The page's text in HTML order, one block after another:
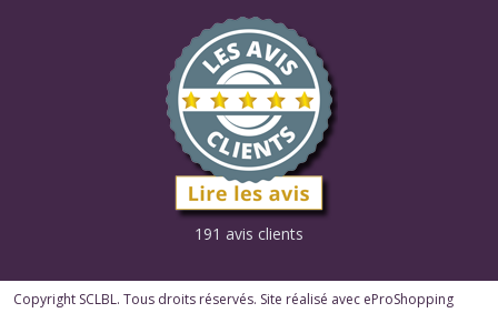
191 avis clients
Copyright SCLBL. Tous droits réservés. Site réalisé avec eProShopping